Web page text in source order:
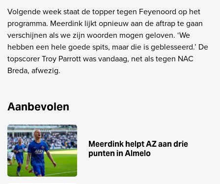
Volgende week staat de topper tegen Feyenoord op het
programma. Meerdink lijkt opnieuw aan de aftrap te gaan
verschijnen als we zijn woorden mogen geloven. ‘We
hebben een hele goede spits, maar die is geblesseerd.’ De
topscorer Troy Parrott was vandaag, net als tegen NAC
Breda, afwezig.
Aanbevolen
Meerdink helpt AZ aan drie
punten in Almelo